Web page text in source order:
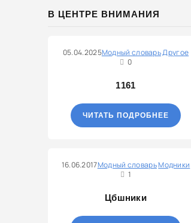
В ЦЕНТРЕ ВНИМАНИЯ
05.04.2025Модный словарьДругое
0
1161
ЧИТАТЬ ПОДРОБНЕЕ
16.06.2017Модный словарьМодники
1
Цбшники